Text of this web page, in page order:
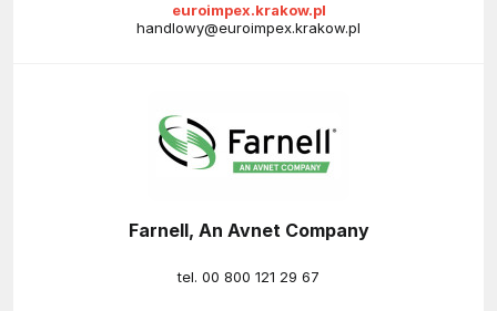
euroimpex.krakow.pl
handlowy@euroimpex.krakow.pl
Farnell, An Avnet Company
tel. 00 800 121 29 67